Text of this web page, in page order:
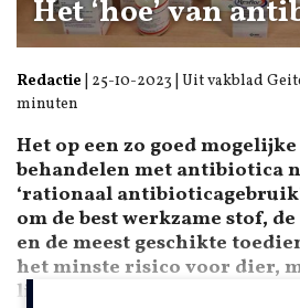
Het ‘hoe’ van
Redactie 25-10-2023 | Uit vakblad
minuten
Het op een zo goed
behandelen met antibiotica
‘rationaal
om de best werkzame stof,
en de meest geschikte
het minste risico voor dier,
lijkt makkelijker dan het is.